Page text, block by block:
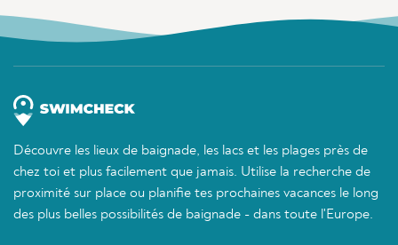
Découvre les lieux de baignade, les lacs et les plages près de
chez toi et plus facilement que jamais. Utilise la recherche de
proximité sur place ou planifie tes prochaines vacances le long
des plus belles possibilités de baignade - dans toute l'Europe.